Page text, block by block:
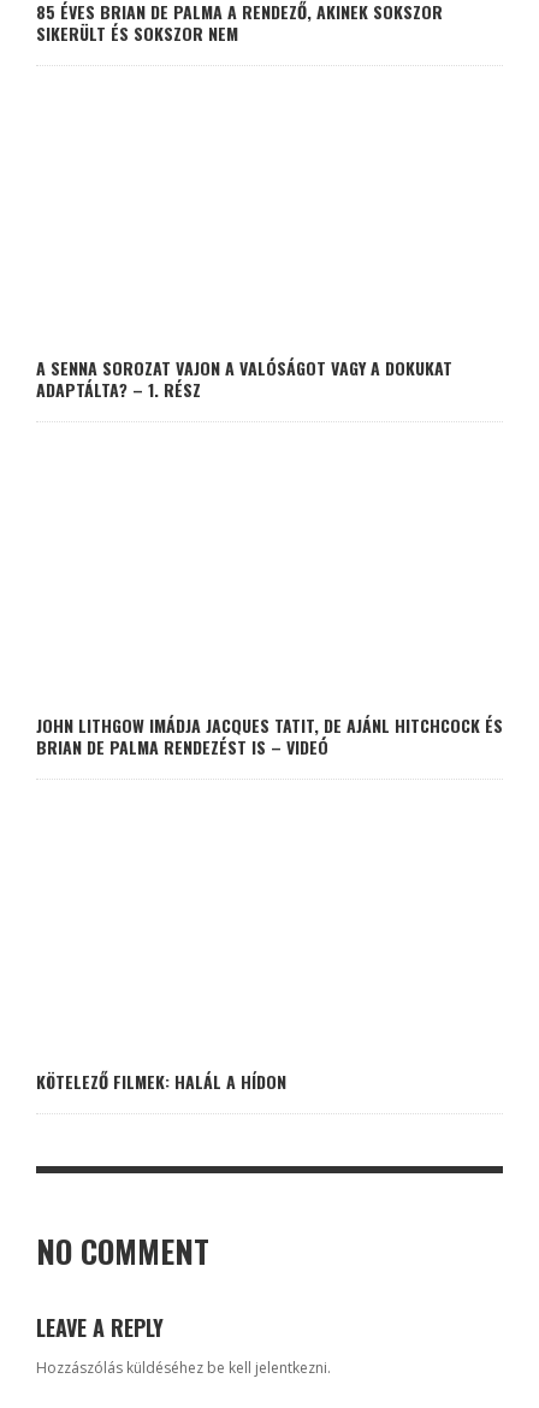
85 ÉVES BRIAN DE PALMA A RENDEZŐ, AKINEK SOKSZOR
SIKERÜLT ÉS SOKSZOR NEM
A SENNA SOROZAT VAJON A VALÓSÁGOT VAGY A DOKUKAT
ADAPTÁLTA? – 1. RÉSZ
JOHN LITHGOW IMÁDJA JACQUES TATIT, DE AJÁNL HITCHCOCK ÉS
BRIAN DE PALMA RENDEZÉST IS – VIDEÓ
KÖTELEZŐ FILMEK: HALÁL A HÍDON
NO COMMENT
LEAVE A REPLY
Hozzászólás küldéséhez be kell jelentkezni.